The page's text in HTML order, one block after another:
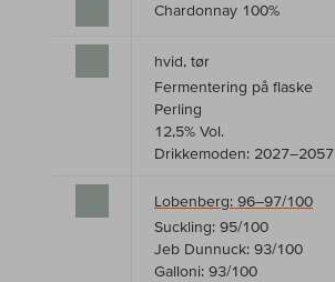
Chardonnay 100%
hvid, tør
Fermentering på flaske
Perling
12,5% Vol.
Drikkemoden: 2027–2057
Lobenberg: 96–97/100
Suckling: 95/100
Jeb Dunnuck: 93/100
Galloni: 93/100